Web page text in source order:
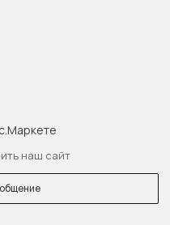
наш сайт